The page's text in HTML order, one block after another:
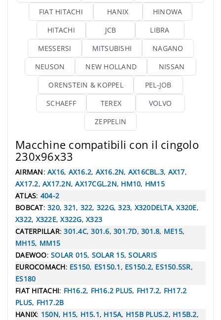
FIAT HITACHI
HANIX
HINOWA
HITACHI
JCB
LIBRA
MESSERSI
MITSUBISHI
NAGANO
NEUSON
NEW HOLLAND
NISSAN
ORENSTEIN & KOPPEL
PEL-JOB
SCHAEFF
TEREX
VOLVO
ZEPPELIN
Macchine compatibili con il cingolo
230x96x33
AIRMAN: AX16, AX16.2, AX16.2N, AX16CBL.3, AX17,
AX17.2, AX17.2N,AX17CGL.2N, HM10, HM15
ATLAS: 404-2
BOBCAT: 320,321, 322, 322G,323, X320DELTA,X320E,
X322, X322E,X322G, X323
CATERPILLAR:301.4C,301.6, 301.7D, 301.8, ME15,
MH15, MM15
DAEWOO: SOLAR 015, SOLAR 15,SOLARIS
EUROCOMACH: ES150, ES150.1 , ES150.2, ES150.5SR,
ES180
FIAT HITACHI: FH16.2, FH16.2 PLUS, FH17.2, FH17.2
PLUS, FH17.2B
HANIX: 150N, H15, H15.1, H15A, H15B PLUS.2, H15B.2,